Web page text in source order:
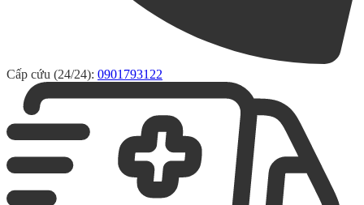
Cấp cứu (24/24): 0901793122